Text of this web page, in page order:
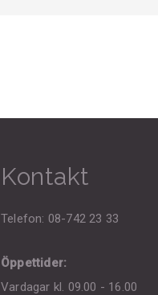
Kontakt
Telefon: 08-742 23 33
Öppettider:
Vardagar kl. 09.00 - 16.00